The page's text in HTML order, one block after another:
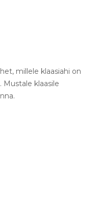
millele klaasiahi on
klaasile